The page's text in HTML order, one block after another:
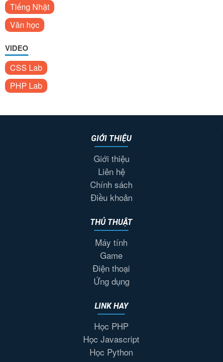
Tiếng Nhật
Văn học
VIDEO
CSS Lab
PHP Lab
GIỚI THIỆU
Giới thiệu
Liên hệ
Chính sách
Điều khoản
THỦ THUẬT
Máy tính
Game
Điện thoại
Ứng dụng
LINK HAY
Học PHP
Học Javascript
Học Python